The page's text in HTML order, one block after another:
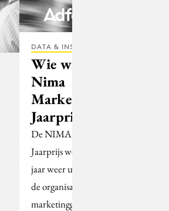
DATA & INSIGHTS
Wie wint de
Nima
Marketing
Jaarprijs?
De NIMA Marketing
Jaarprijs wordt ook dit
jaar weer uitgereikt aan
de organisatie die op
marketinggebied het